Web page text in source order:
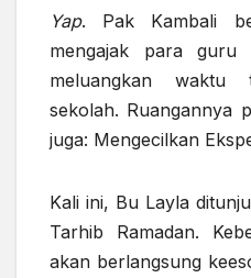
Yap. Pak Kambali
mengajak para
meluangkan waktu
sekolah. Ruangannya
juga: Mengecilkan
Kali ini, Bu Layla
Tarhib Ramadan.
akan berlangsung